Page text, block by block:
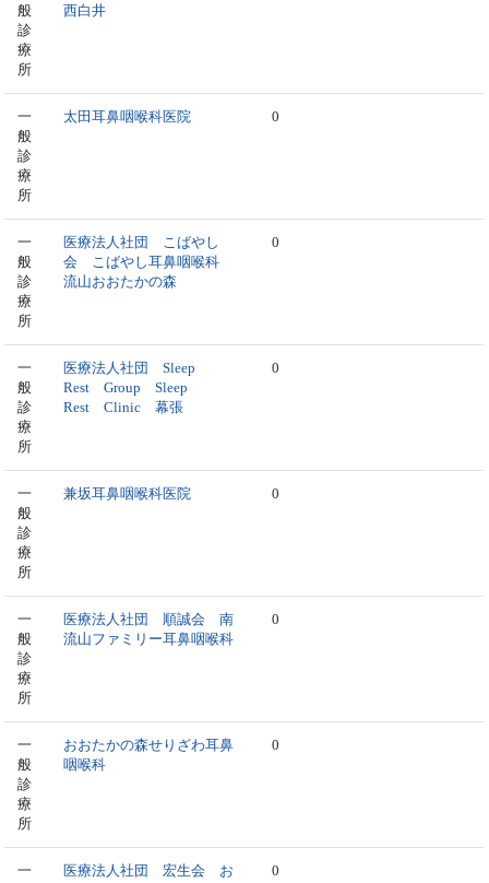
般
診
療
所
西白井
一
般
診
療
所
太田耳鼻咽喉科医院 0
一
般
診
療
所
医療法人社団 こばやし
会 こばやし耳鼻咽喉科
流山おおたかの森
0
一
般
診
療
所
医療法人社団 Sleep
Rest Group Sleep
Rest Clinic 幕張
0
一
般
診
療
所
兼坂耳鼻咽喉科医院 0
一
般
診
療
所
医療法人社団 順誠会 南
流山ファミリー耳鼻咽喉科
0
一
般
診
療
所
おおたかの森せりざわ耳鼻
咽喉科
0
一
医療法人社団 宏生会 お
0